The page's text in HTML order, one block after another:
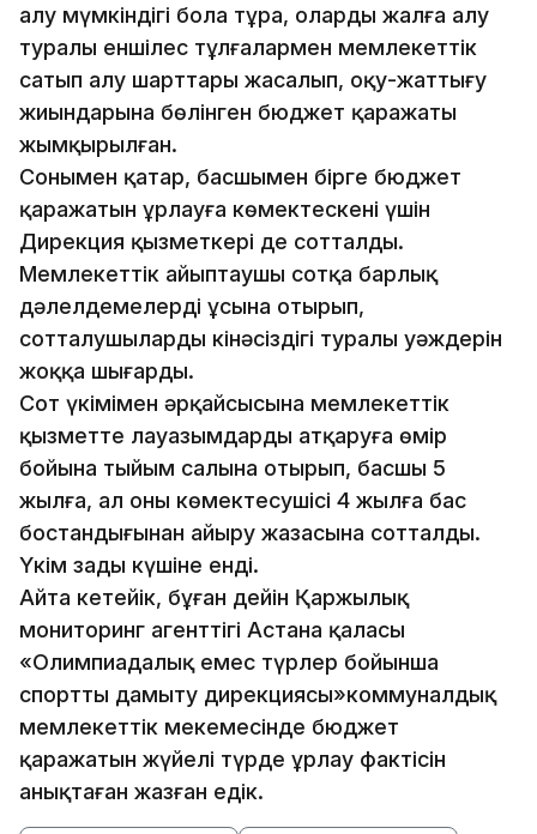
алу мүмкіндігі бола тұра, оларды жалға алу
туралы еншілес тұлғалармен мемлекеттік
сатып алу шарттары жасалып, оқу-жаттығу
жиындарына бөлінген бюджет қаражаты
жымқырылған.
Сонымен қатар, басшымен бірге бюджет
қаражатын ұрлауға көмектескені үшін
Дирекция қызметкері де сотталды.
Мемлекеттік айыптаушы сотқа барлық
дәлелдемелерді ұсына отырып,
сотталушылардың кінәсіздігі туралы уәждерін
жоққа шығарды.
Сот үкімімен әрқайсысына мемлекеттік
қызметте лауазымдарды атқаруға өмір
бойына тыйым салына отырып, басшы 5
жылға, ал оның көмектесушісі 4 жылға бас
бостандығынан айыру жазасына сотталды.
Үкім заңды күшіне енді.
Айта кетейік, бұған дейін Қаржылық
мониторинг агенттігі Астана қаласы
«Олимпиадалық емес түрлер бойынша
спортты дамыту дирекциясы»коммуналдық
мемлекеттік мекемесінде бюджет
қаражатын жүйелі түрде ұрлау фактісін
анықтаған жазған едік.